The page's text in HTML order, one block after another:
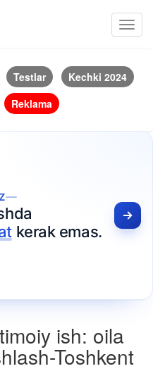
Testlar
Kechki 2024
Reklama
kerak emas.
ish: oila
Toshkent